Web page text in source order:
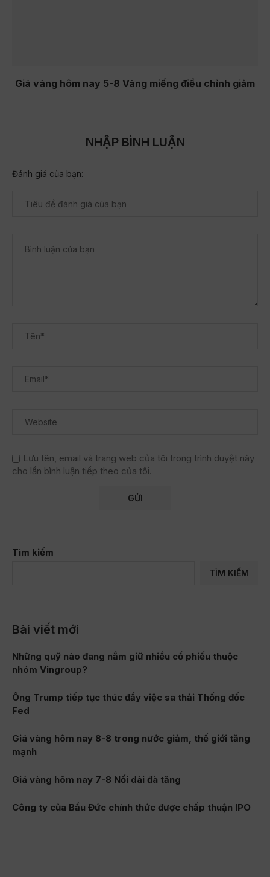
Giá vàng hôm nay 5-8 Vàng miếng điều chỉnh giảm
NHẬP BÌNH LUẬN
Đánh giá của bạn:
Lưu tên, email và trang web của tôi trong trình duyệt này
cho lần bình luận tiếp theo của tôi.
Tìm kiếm
TÌM KIẾM
Bài viết mới
Những quỹ nào đang nắm giữ nhiều cổ phiếu thuộc
nhóm Vingroup?
Ông Trump tiếp tục thúc đẩy việc sa thải Thống đốc
Fed
Giá vàng hôm nay 8-8 trong nước giảm, thế giới tăng
mạnh
Giá vàng hôm nay 7-8 Nối dài đà tăng
Công ty của Bầu Đức chính thức được chấp thuận IPO